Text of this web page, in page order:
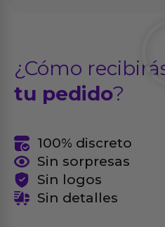
¿Cómo
tu pedido?
100% discreto
Sin sorpresas
Sin logos
Sin detalles